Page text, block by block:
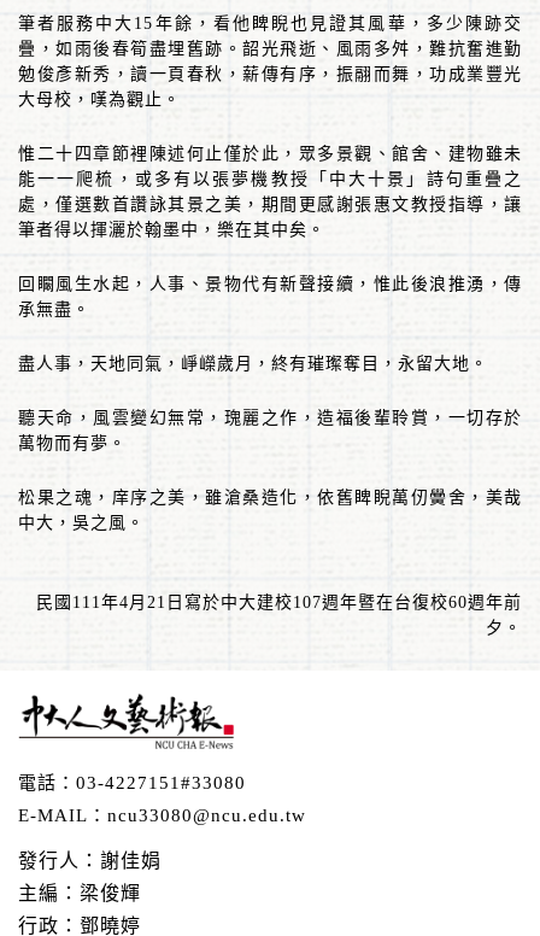
筆者服務中大 15 年餘，看他睥睨也見證其風華，多少陳跡交
疊，如雨後春筍盡埋舊跡。韶光飛逝、風雨多舛，難抗奮進勤
勉俊彥新秀，讀一頁春秋，薪傳有序，振翮而舞，功成業豐光
大母校，嘆為觀止。
惟二十四章節裡陳述何止僅於此，眾多景觀、館舍、建物雖未
能一一爬梳，或多有以張夢機教授「中大十景」詩句重疊之
處，僅選數首讚詠其景之美，期間更感謝張惠文教授指導，讓
筆者得以揮灑於翰墨中，樂在其中矣。
回矙風生水起，人事、景物代有新聲接續，惟此後浪推湧，傳
承無盡。
盡人事，天地同氣，崢嶸歲月，終有璀璨奪目，永留大地。
聽天命，風雲變幻無常，瑰麗之作，造福後輩聆賞，一切存於
萬物而有夢。
松果之魂，庠序之美，雖滄桑造化，依舊睥睨萬仞黌舍，美哉
中大，吳之風。
民國 111年4月 21 日寫於中大建校107週年暨在台復校60週年前
夕。
電話： 03-4227151#33080
E-MAIL： ncu33080@ncu.edu.tw
發行人：謝佳娟
主編：梁俊輝
行政：鄧曉婷